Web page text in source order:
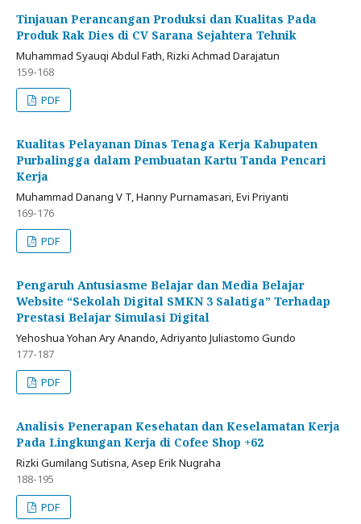
Tinjauan Perancangan Produksi dan Kualitas Pada
Produk Rak Dies di CV Sarana Sejahtera Tehnik
Muhammad Syauqi Abdul Fath, Rizki Achmad Darajatun
159-168
PDF
Kualitas Pelayanan Dinas Tenaga Kerja Kabupaten
Purbalingga dalam Pembuatan Kartu Tanda Pencari
Kerja
Muhammad Danang V T, Hanny Purnamasari, Evi Priyanti
169-176
PDF
Pengaruh Antusiasme Belajar dan Media Belajar
Website “Sekolah Digital SMKN 3 Salatiga” Terhadap
Prestasi Belajar Simulasi Digital
Yehoshua Yohan Ary Anando, Adriyanto Juliastomo Gundo
177-187
PDF
Analisis Penerapan Kesehatan dan Keselamatan Kerja
Pada Lingkungan Kerja di Cofee Shop +62
Rizki Gumilang Sutisna, Asep Erik Nugraha
188-195
PDF